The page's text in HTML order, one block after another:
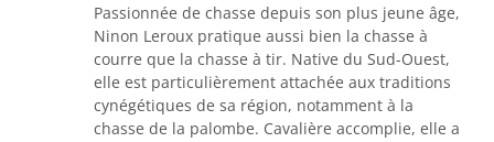
Passionnée de chasse depuis son plus jeune âge,
Ninon Leroux pratique aussi bien la chasse à
courre que la chasse à tir. Native du Sud-Ouest,
elle est particulièrement attachée aux traditions
cynégétiques de sa région, notamment à la
chasse de la palombe. Cavalière accomplie, elle a